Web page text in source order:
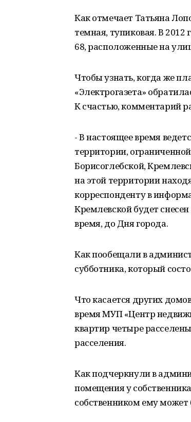
Как отмечает Татьяна
темная, тупиковая. В
68, расположенные на
Чтобы узнать, когда же
«Электрогазета»
К счастью, комментарий
- В настоящее время
территории,
Борисоглебской,
на этой территории
корреспонденту в
Кремлевской будет
время, до Дня города.
Как пообещали в
субботника, который
Что касается других
время МУП «Центр
квартир четыре
расселения.
Как подчеркнули в
помещения у
собственником ему